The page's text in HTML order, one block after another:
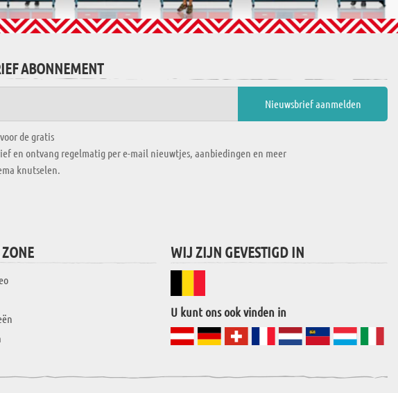
ABONNEMENT
de gratis
en ontvang regelmatig per e-mail nieuwtjes, aanbiedingen en meer
knutselen.
ZONE WIJ ZIJN GEVESTIGD IN
U kunt ons ook vinden in